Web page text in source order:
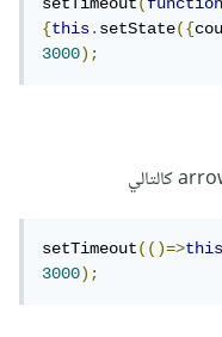
setTimeout(
{this.setState({
3000);
setTimeout(()=>
3000);